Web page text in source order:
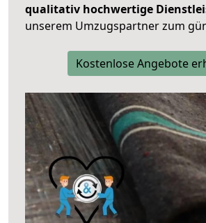
qualitativ hochwertige
unserem Umzugspartner zum
Kostenlose Angebote